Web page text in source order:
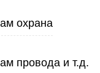
охрана
провода и т.д.